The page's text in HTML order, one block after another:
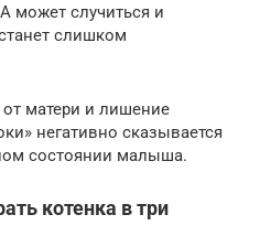
может случиться и
слишком
матери и лишение
негативно сказывается
состоянии малыша.
котенка в три